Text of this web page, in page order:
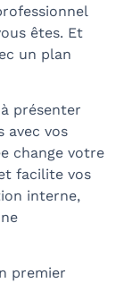
êtes. Et
un plan
présenter
avec vos
change votre
facilite vos
interne,
premier